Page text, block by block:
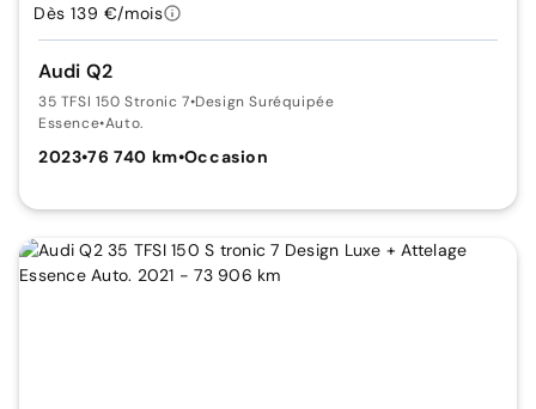
Audi Q2
35 TFSI 150 Stronic 7•Design Suréquipée
Essence•Auto.
2023•76 740 km•Occasion
Dès 139 €/mois